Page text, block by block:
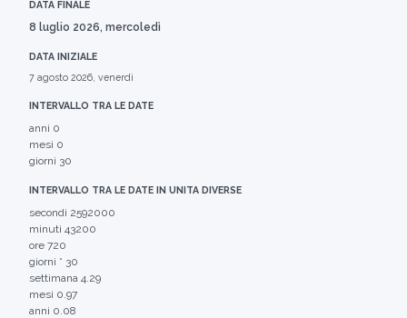
DATA FINALE
8 luglio 2026, mercoledì
DATA INIZIALE
7 agosto 2026, venerdì
INTERVALLO TRA LE DATE
anni 0
mesi 0
giorni 30
INTERVALLO TRA LE DATE IN UNITA DIVERSE
secondi 2592000
minuti 43200
ore 720
giorni * 30
settimana 4.29
mesi 0.97
anni 0.08